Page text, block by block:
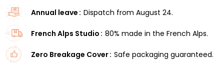
Annual leave Dispatch from August 24.
French Alps Studio 80% made in the French Alps.
Zero Breakage Cover Safe packaging guaranteed.